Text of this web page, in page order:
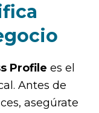
Profile es el
Antes de
asegúrate